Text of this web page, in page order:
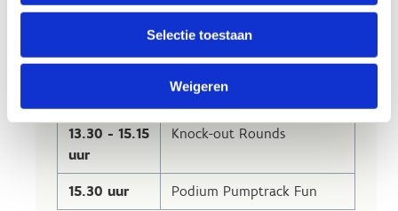
Selectie toestaan
Weigeren
11.00 -
Vrij rijden
13.30 - 15.15
uur
Knock-out Rounds
15.30 uur Podium Pumptrack Fun